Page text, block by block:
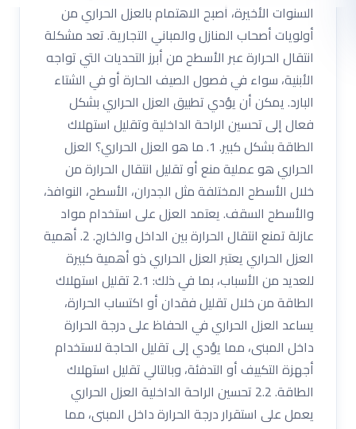
السنوات الأخيرة، أصبح الاهتمام بالعزل الحراري من
أولويات أصحاب المنازل والمباني التجارية. تعد مشكلة
انتقال الحرارة عبر الأسطح من أبرز التحديات التي تواجه
الأبنية، سواء في فصول الصيف الحارة أو في الشتاء
البارد. يمكن أن يؤدي تطبيق العزل الحراري بشكل
فعال إلى تحسين الراحة الداخلية وتقليل استهلاك
الطاقة بشكل كبير. 1. ما هو العزل الحراري؟ العزل
الحراري هو عملية منع أو تقليل انتقال الحرارة من
خلال الأسطح المختلفة مثل الجدران، الأسطح، النوافذ،
والأسطح السقف. يعتمد العزل على استخدام مواد
عازلة تمنع انتقال الحرارة بين الداخل والخارج. 2. أهمية
العزل الحراري يعتبر العزل الحراري ذو أهمية كبيرة
للعديد من الأسباب، بما في ذلك: 2.1 تقليل استهلاك
الطاقة من خلال تقليل فقدان أو اكتساب الحرارة،
يساعد العزل الحراري في الحفاظ على درجة الحرارة
داخل المبنى، مما يؤدي إلى تقليل الحاجة لاستخدام
أجهزة التكييف أو التدفئة، وبالتالي تقليل استهلاك
الطاقة. 2.2 تحسين الراحة الداخلية العزل الحراري
يعمل على استقرار درجة الحرارة داخل المبنى، مما